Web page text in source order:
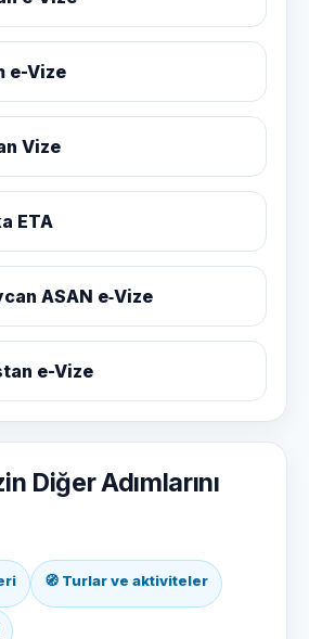
e-Vize
Vize
ETA
ASAN e‑Vize
e-Vize
Diğer Adımlarını
🧭 Turlar ve aktiviteler